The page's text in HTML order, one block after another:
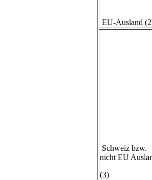
EU-Ausland
Schweiz bzw.
nicht EU
(3)